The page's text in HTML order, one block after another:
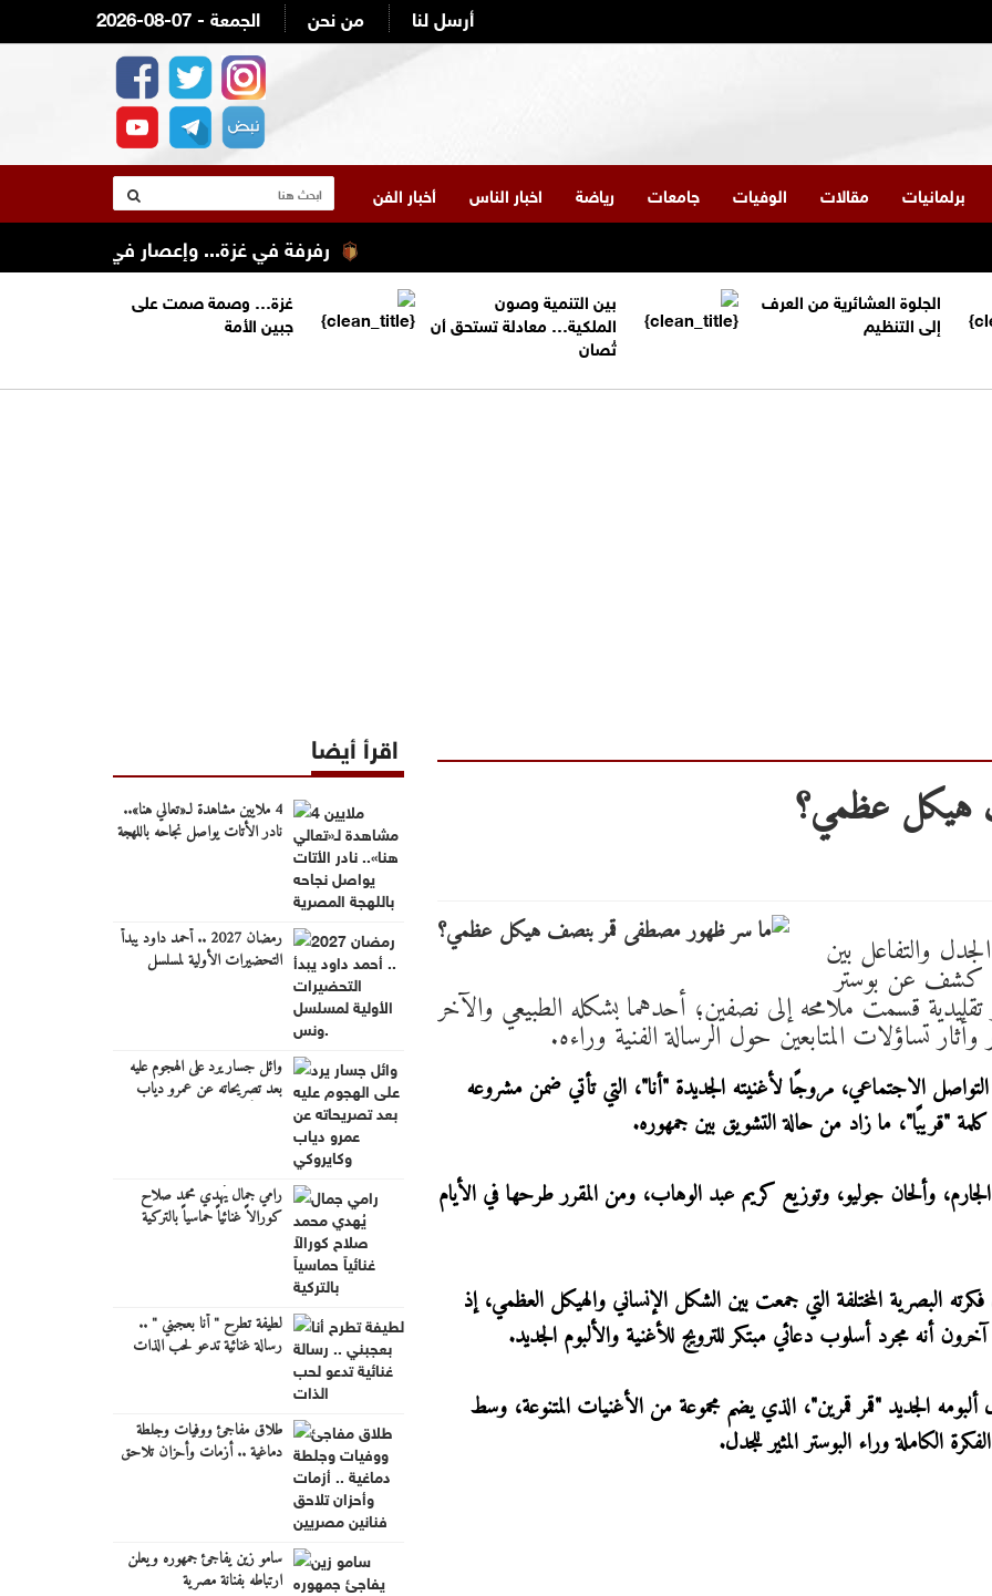
2026-08-07 - الجمعة من نحن أرسل لنا
برلمانيات مقالات الوفيات جامعات رياضة اخبار الناس أخبار الفن
رفرفة في غزة... وإعصار في واشنطن
الجلوة العشائرية من العرف
إلى التنظيم
بين التنمية وصون
الملكية… معادلة تستحق أن
تُصان
غزة… وصمة صمت على
جبين الأمة
هيكل عظمي؟
والتفاعل بين
كشف عن بوستر
تقليدية قسمت ملامحه إلى نصفين؛ أحدهما بشكله الطبيعي والآخر
تساؤلات المتابعين حول الرسالة الفنية وراءه.
الاجتماعي، مروجًا لأغنيته الجديدة "أنا"، التي تأتي ضمن مشروعه
"قريبًا"، ما زاد من حالة التشويق بين جمهوره.
وألحان جوليو، وتوزيع كريم عبد الوهاب، ومن المقرر طرحها في الأيام
البصرية المختلفة التي جمعت بين الشكل الإنساني والهيكل العظمي، إذ
أنه مجرد أسلوب دعائي مبتكر للترويج للأغنية والألبوم الجديد.
الجديد "قمر قمرين"، الذي يضم مجموعة من الأغنيات المتنوعة، وسط
الكاملة وراء البوستر المثير للجدل.
اقرأ أيضا
4 ملايين مشاهدة لـ«تعالي هنا»..
نادر الأتات يواصل نجاحه باللهجة
رمضان 2027 .. أحمد داود يبدأ
التحضيرات الأولية لمسلسل
وائل جسار يرد على الهجوم عليه
بعد تصريحاته عن عمرو دياب
رامي جمال يُهدي محمد صلاح
كورالاً غنائياً حماسياً بالتركية
لطيفة تطرح " أنا بعجبني " ..
رسالة غنائية تدعو لحب الذات
طلاق مفاجئ ووفيات وجلطة
دماغية .. أزمات وأحزان تلاحق
سامو زين يفاجئ جمهوره ويعلن
ارتباطه بفنانة مصرية